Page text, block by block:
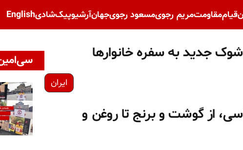
قیاممقاومتمریم رجویمسعود رجویجهانآرشیوپیک‌شادیEnglish
جدید به سفره خانوارها
ایران
از گوشت و برنج تا روغن و